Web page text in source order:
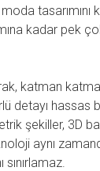
kadar pek
katman
detayı
şekiller, 3D
aynı